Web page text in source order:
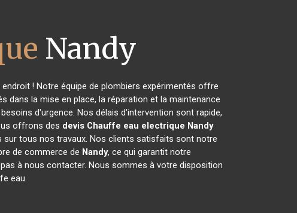
Nandy
! Notre équipe de plombiers expérimentés offre
la mise en place, la réparation et la maintenance
d'urgence. Nos délais d'intervention sont rapide,
offrons des devis Chauffe eau electrique Nandy
tous nos travaux. Nos clients satisfaits sont notre
de commerce de Nandy, ce qui garantit notre
à nous contacter. Nous sommes à votre disposition
eau